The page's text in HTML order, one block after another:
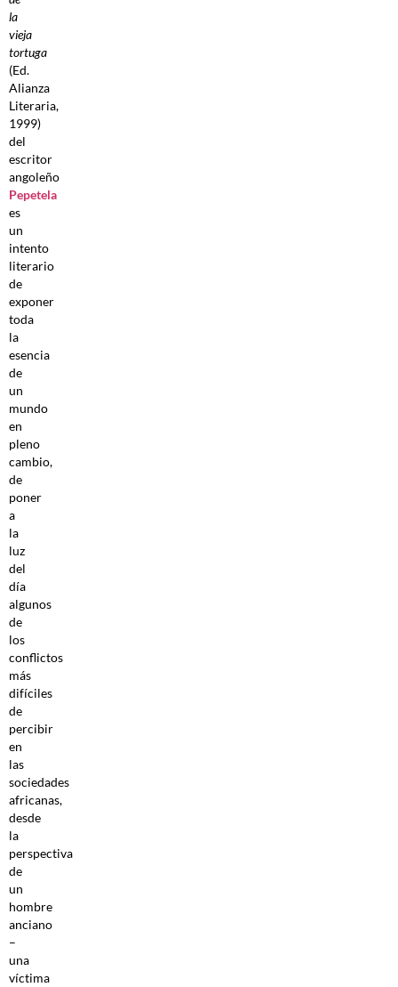
la
vieja
tortuga
(Ed.
Alianza
Literaria,
1999)
del
escritor
angoleño
Pepetela
es
un
intento
literario
de
exponer
toda
la
esencia
de
un
mundo
en
pleno
cambio,
de
poner
a
la
luz
del
día
algunos
de
los
conflictos
más
difíciles
de
percibir
en
las
sociedades
africanas,
desde
la
perspectiva
de
un
hombre
anciano
–
una
víctima